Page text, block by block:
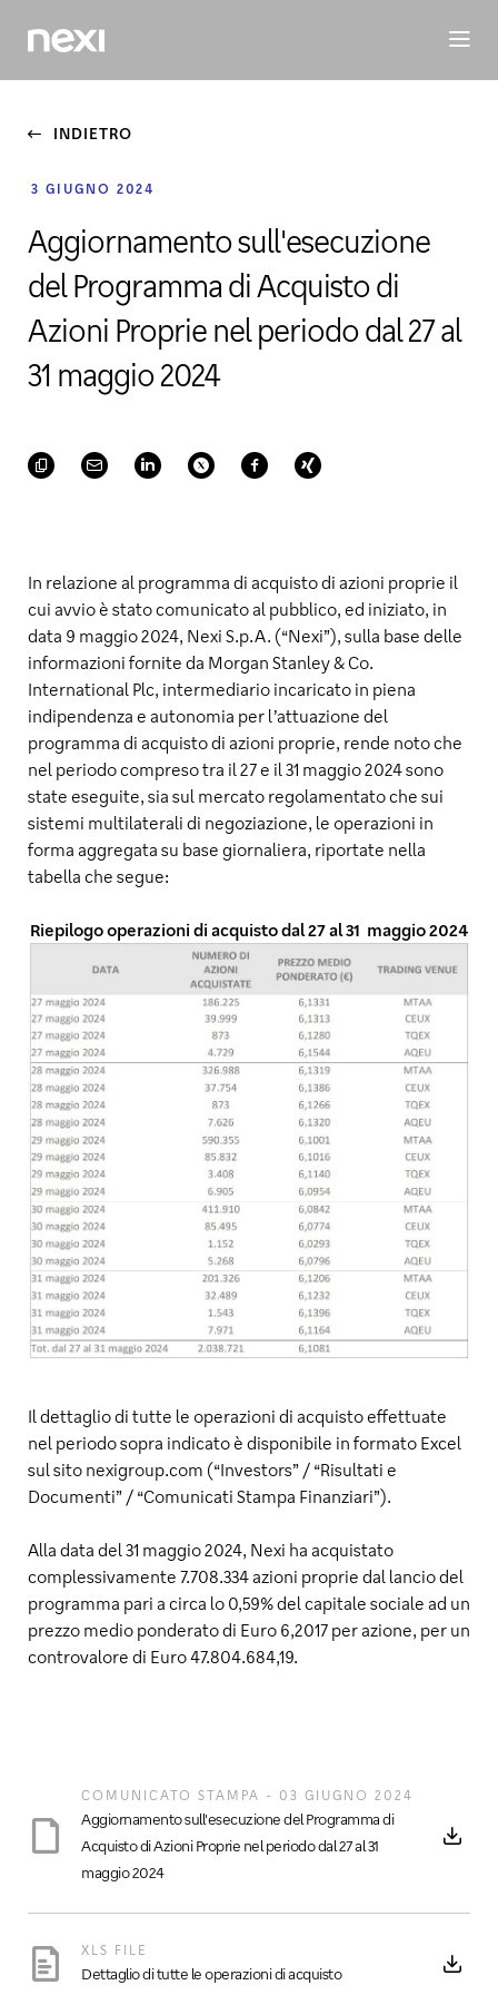
BUSINESSINVESTORSSOSTENIBILITÀPERSONE
INDIETRO
3 GIUGNO 2024
Aggiornamento sull'esecuzione
del Programma di Acquisto di
Azioni Proprie nel periodo dal 27 al
31 maggio 2024
In relazione al programma di acquisto di azioni proprie il
cui avvio è stato comunicato al pubblico, ed iniziato, in
data 9 maggio 2024, Nexi S.p.A. (“Nexi”), sulla base delle
informazioni fornite da Morgan Stanley & Co.
International Plc, intermediario incaricato in piena
indipendenza e autonomia per l’attuazione del
programma di acquisto di azioni proprie, rende noto che
nel periodo compreso tra il 27 e il 31 maggio 2024 sono
state eseguite, sia sul mercato regolamentato che sui
sistemi multilaterali di negoziazione, le operazioni in
forma aggregata su base giornaliera, riportate nella
tabella che segue:
Riepilogo operazioni di acquisto dal 27 al 31 maggio 2024
Il dettaglio di tutte le operazioni di acquisto effettuate
nel periodo sopra indicato è disponibile in formato Excel
sul sito nexigroup.com (“Investors” / “Risultati e
Documenti” / “Comunicati Stampa Finanziari”).
Alla data del 31 maggio 2024, Nexi ha acquistato
complessivamente 7.708.334 azioni proprie dal lancio del
programma pari a circa lo 0,59% del capitale sociale ad un
prezzo medio ponderato di Euro 6,2017 per azione, per un
controvalore di Euro 47.804.684,19.
COMUNICATO STAMPA - 03 GIUGNO 2024
Aggiornamento sull'esecuzione del Programma di
Acquisto di Azioni Proprie nel periodo dal 27 al 31
maggio 2024
XLS FILE
Dettaglio di tutte le operazioni di acquisto